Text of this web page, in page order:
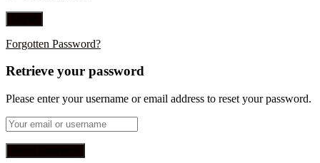
Forgotten Password?
Retrieve your password
Please enter your username or email address to reset your password.